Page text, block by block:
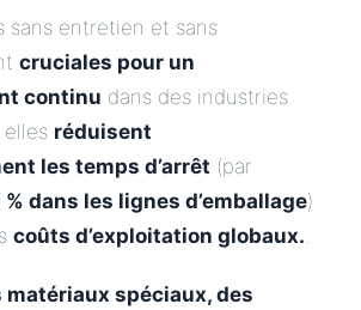
sans entretien et sans
cruciales pour un
continu dans des industries
elles réduisent
les temps d’arrêt (par
% dans les lignes d’emballage)
coûts d’exploitation globaux..
matériaux spéciaux, des